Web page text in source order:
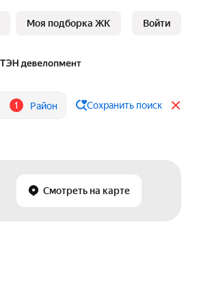
Моя подборка ЖК Войти
1 Район Сохранить поиск
Смотреть на карте